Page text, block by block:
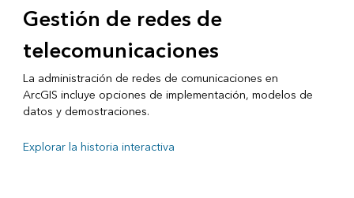
Gestión de redes de
telecomunicaciones
La administración de redes de comunicaciones en
ArcGIS incluye opciones de implementación, modelos de
datos y demostraciones.
Explorar la historia interactiva